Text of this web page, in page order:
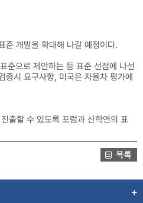
개발을 확대해 나갈 예정이다.
준으로 제안하는 등 표준 선점에 나선
시 요구사항, 미국은 자율차 평가에
출할 수 있도록 포럼과 산학연의 표